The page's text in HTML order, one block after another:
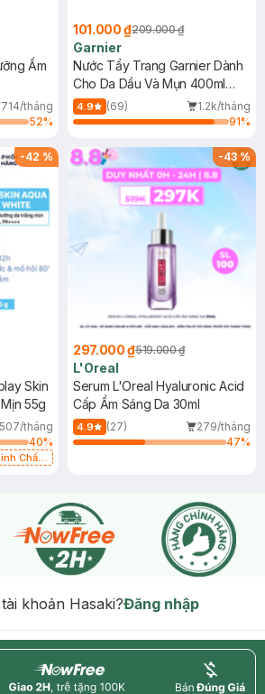
Ẩm
714/tháng
52%
101.000 ₫209.000 ₫
Garnier
Nước Tẩy Trang Garnier Dành
Cho Da Dầu Và Mụn 400ml
(Mới)
4.9 (69)
1.2k/tháng
91%
-42 %
Skin
55g
507/tháng
40%
Chất
-43%
297.000 ₫519.000 ₫
L'Oreal
Serum L'Oreal Hyaluronic Acid
Cấp Ẩm Sáng Da 30ml
4.9 (27)
279/tháng
47%
khoản Hasaki?Đăng nhập